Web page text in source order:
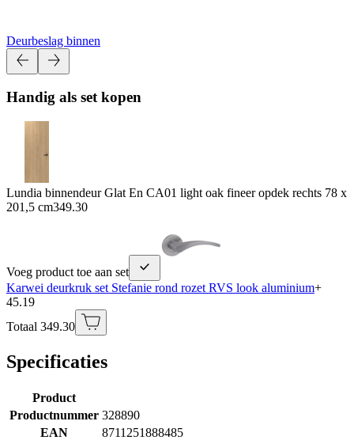
Deurbeslag binnen
Handig als set kopen
Lundia binnendeur Glat En CA01 light oak fineer opdek rechts 78 x
201,5 cm349.30
Voeg product toe aan set
Karwei deurkruk set Stefanie rond rozet RVS look aluminium+
45.19
Totaal 349.30
Specificaties
Product
Productnummer 328890
EAN
8711251888485